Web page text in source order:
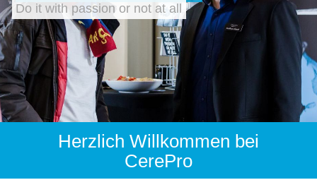
Do it with passion or not at all
Herzlich Willkommen bei
CerePro